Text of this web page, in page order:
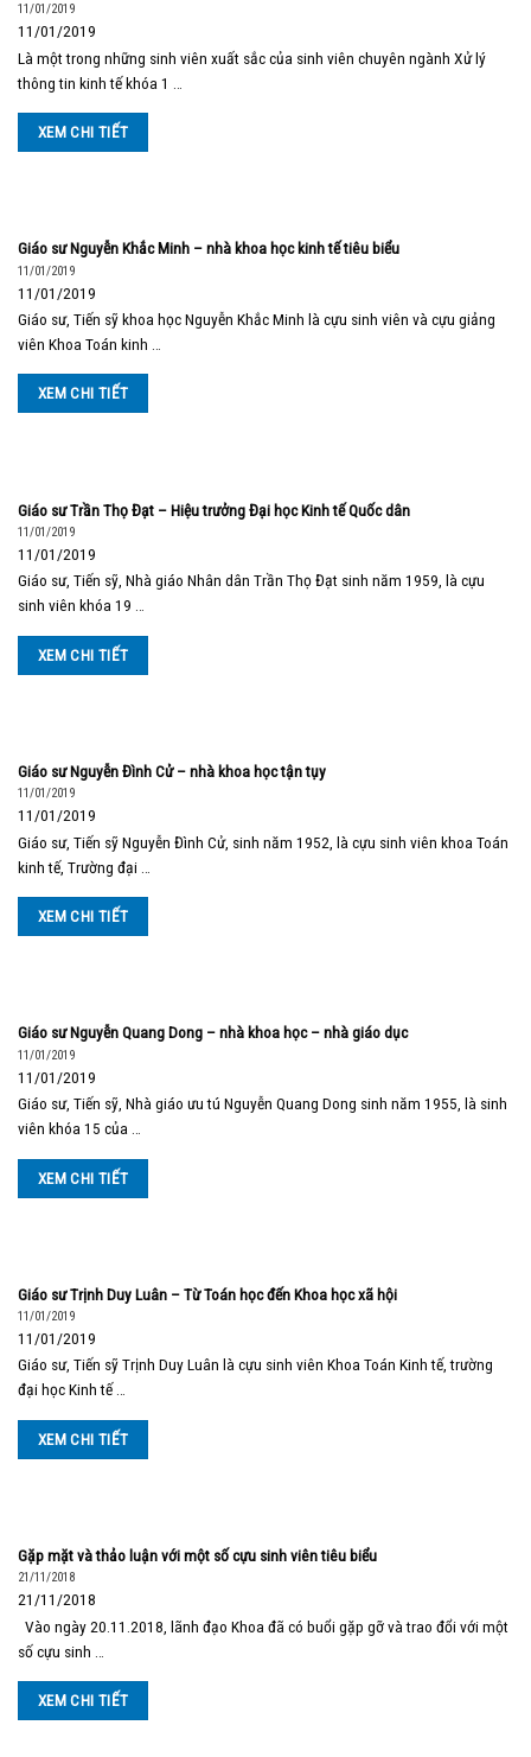
11/01/2019
11/01/2019
Là một trong những sinh viên xuất sắc của sinh viên chuyên ngành Xử lý
thông tin kinh tế khóa 1 …
XEM CHI TIẾT
Giáo sư Nguyễn Khắc Minh – nhà khoa học kinh tế tiêu biểu
11/01/2019
11/01/2019
Giáo sư, Tiến sỹ khoa học Nguyễn Khắc Minh là cựu sinh viên và cựu giảng
viên Khoa Toán kinh …
XEM CHI TIẾT
Giáo sư Trần Thọ Đạt – Hiệu trưởng Đại học Kinh tế Quốc dân
11/01/2019
11/01/2019
Giáo sư, Tiến sỹ, Nhà giáo Nhân dân Trần Thọ Đạt sinh năm 1959, là cựu
sinh viên khóa 19 …
XEM CHI TIẾT
Giáo sư Nguyễn Đình Cử – nhà khoa học tận tụy
11/01/2019
11/01/2019
Giáo sư, Tiến sỹ Nguyễn Đình Cử, sinh năm 1952, là cựu sinh viên khoa Toán
kinh tế, Trường đại …
XEM CHI TIẾT
Giáo sư Nguyễn Quang Dong – nhà khoa học – nhà giáo dục
11/01/2019
11/01/2019
Giáo sư, Tiến sỹ, Nhà giáo ưu tú Nguyễn Quang Dong sinh năm 1955, là sinh
viên khóa 15 của …
XEM CHI TIẾT
Giáo sư Trịnh Duy Luân – Từ Toán học đến Khoa học xã hội
11/01/2019
11/01/2019
Giáo sư, Tiến sỹ Trịnh Duy Luân là cựu sinh viên Khoa Toán Kinh tế, trường
đại học Kinh tế …
XEM CHI TIẾT
Gặp mặt và thảo luận với một số cựu sinh viên tiêu biểu
21/11/2018
21/11/2018
Vào ngày 20.11.2018, lãnh đạo Khoa đã có buổi gặp gỡ và trao đổi với một
số cựu sinh …
XEM CHI TIẾT